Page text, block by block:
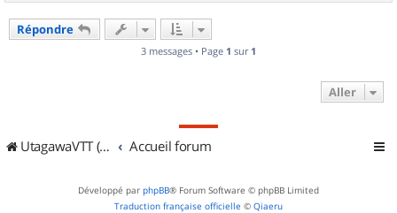
a
Répondre
3 messages • Page 1 sur 1
Aller
UtagawaVTT (Randos VTT et VTTAE avec traces GPS) Accueil forum
Développé par phpBB® Forum Software © phpBB Limited
Traduction française officielle © Qiaeru